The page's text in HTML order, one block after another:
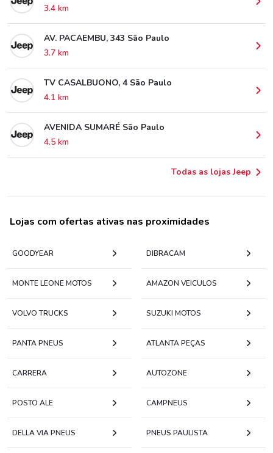
3.4 km
AV. PACAEMBU, 343 São Paulo
3.7 km
TV CASALBUONO, 4 São Paulo
4.1 km
AVENIDA SUMARÉ São Paulo
4.5 km
Todas as lojas Jeep
Lojas com ofertas ativas nas proximidades
GOODYEAR DIBRACAM
MONTE LEONE MOTOS AMAZON VEICULOS
VOLVO TRUCKS SUZUKI MOTOS
PANTA PNEUS ATLANTA PEÇAS
CARRERA AUTOZONE
POSTO ALE CAMPNEUS
DELLA VIA PNEUS PNEUS PAULISTA